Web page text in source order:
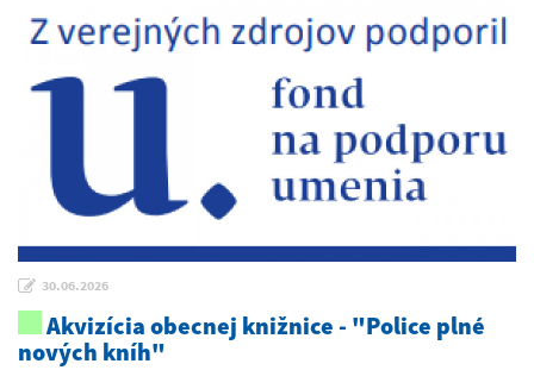
30.06.2026
Akvizícia obecnej knižnice - "Police plné
nových kníh"